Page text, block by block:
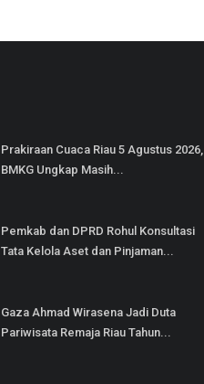
Prakiraan Cuaca Riau 5 Agustus 2026,
BMKG Ungkap Masih...
Pemkab dan DPRD Rohul Konsultasi
Tata Kelola Aset dan Pinjaman...
Gaza Ahmad Wirasena Jadi Duta
Pariwisata Remaja Riau Tahun...